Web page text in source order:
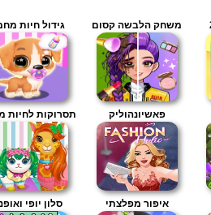
משחק הלבשה קסום גידול חיות
פאשיונהוליק תסרוקות לחיות
איפור מפלצתי סלון יופי